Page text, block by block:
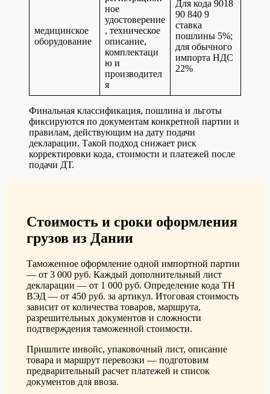
медицинское
оборудование
ное
удостоверение
, техническое
описание,
комплектаци
ю и
производител
я
Для кода 9018
90 840 9
ставка
пошлины 5%;
для обычного
импорта НДС
22%
Финальная классификация, пошлина и льготы
фиксируются по документам конкретной партии и
правилам, действующим на дату подачи
декларации. Такой подход снижает риск
корректировки кода, стоимости и платежей после
подачи ДТ.
Стоимость и сроки оформления
грузов из Дании
Таможенное оформление одной импортной партии
— от 3 000 руб. Каждый дополнительный лист
декларации — от 1 000 руб. Определение кода ТН
ВЭД — от 450 руб. за артикул. Итоговая стоимость
зависит от количества товаров, маршрута,
разрешительных документов и сложности
подтверждения таможенной стоимости.
Пришлите инвойс, упаковочный лист, описание
товара и маршрут перевозки — подготовим
предварительный расчет платежей и список
документов для ввоза.